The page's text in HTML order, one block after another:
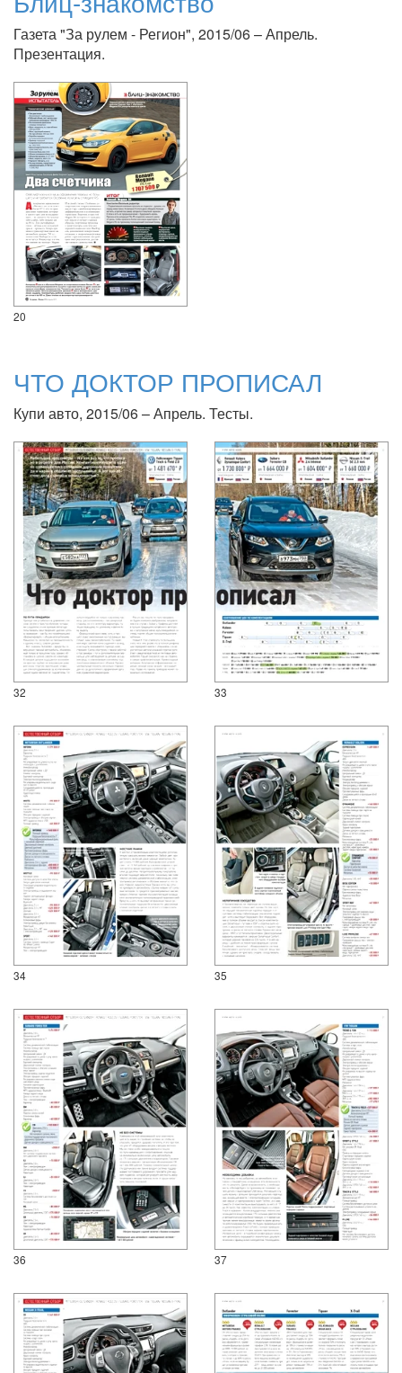
Газета "За рулем - Регион", 2015/06 – Апрель.
Презентация.
20
ЧТО ДОКТОР ПРОПИСАЛ
Купи авто, 2015/06 – Апрель. Тесты.
32 33
34 35
36 37